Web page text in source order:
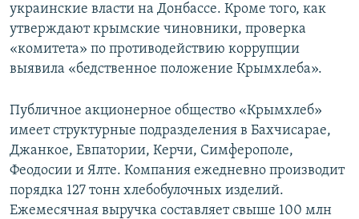
украинские власти на Донбассе. Кроме того, как
утверждают крымские чиновники, проверка
«комитета» по противодействию коррупции
выявила «бедственное положение Крымхлеба».
Публичное акционерное общество «Крымхлеб»
имеет структурные подразделения в Бахчисарае,
Джанкое, Евпатории, Керчи, Симферополе,
Феодосии и Ялте. Компания ежедневно производит
порядка 127 тонн хлебобулочных изделий.
Ежемесячная выручка составляет свыше 100 млн